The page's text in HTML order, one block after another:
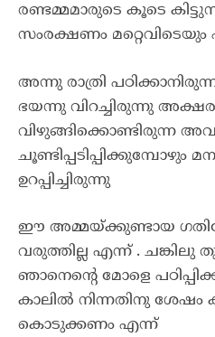
രണ്ടമ്മമാരുടെ കൂടെ
സംരക്ഷണം മറ്റെവിടെയും
അന്നു രാത്രി
ഭയന്നു വിറച്ചിരുന്നു
വിഴുങ്ങിക്കൊണ്ടിരുന്ന
ചൂണ്ടിപ്പടിപ്പിക്കുമ്പോഴും
ഉറപ്പിച്ചിരുന്നു
ഈ അമ്മയ്ക്കുണ്ടായ
വരുത്തില്ല എന്ന് . ചങ്കിലു
ഞാനെന്റെ മോളെ
കാലിൽ നിന്നതിനു ശേഷം
കൊടുക്കണം എന്ന്